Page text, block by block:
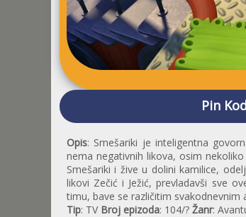
Pin
Opis: Smešariki je inteligentna
nema negativnih likova, osim
Smešariki i žive u dolini kamilice,
likovi Zečić i Ježić, prevladavši sve
timu, bave se različitim
Tip: TV Broj epizoda: 104/? Žanr: